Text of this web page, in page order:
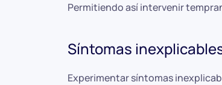
Permitiendo así intervenir
Síntomas
Experimentar síntomas